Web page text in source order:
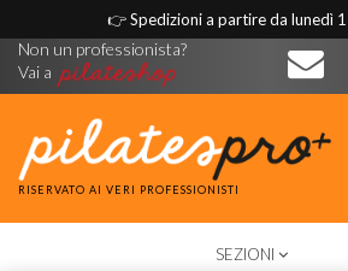
👉Spedizioni a partire da lunedì
Non un professionista?
Vai a
RISERVATO AI VERI PROFESSIONISTI
TOGGLE
SEZIONI